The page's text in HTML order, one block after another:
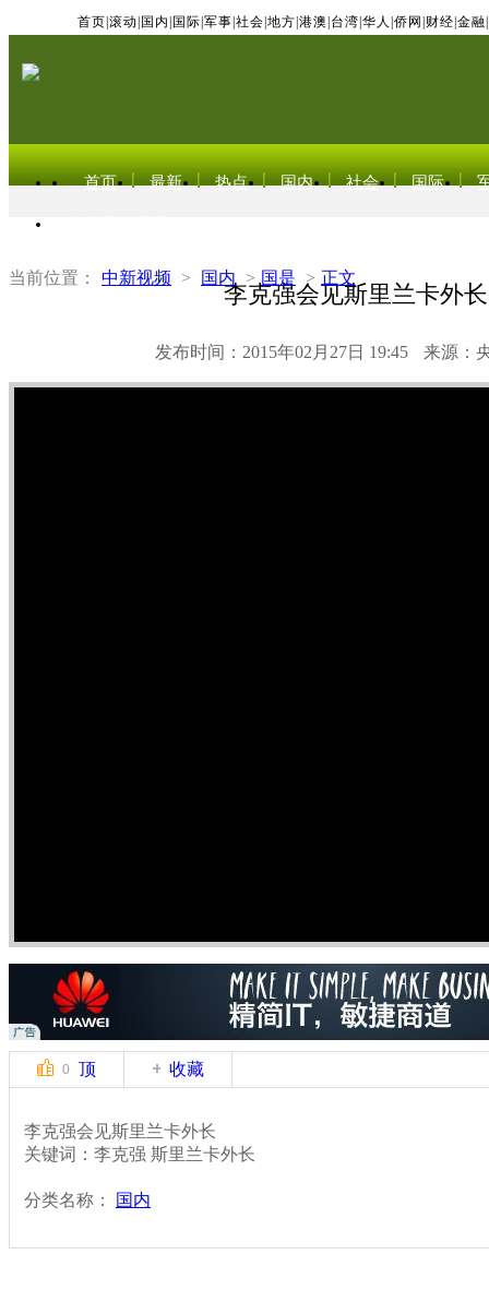
首页 滚动 国内 国际 军事 社会 地方 港澳 台湾 华人 侨网 财经 金融
首页 最新 热点 国内 社会 国际
当前位置： 中新视频 > 国内 > 国是 > 正文
李克强会见斯里兰卡外长
发布时间：2015年02月27日 19:45 来源：
0 顶 收藏
李克强会见斯里兰卡外长
关键词：李克强 斯里兰卡外长
分类名称： 国内